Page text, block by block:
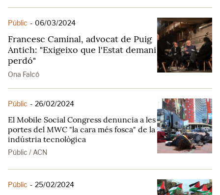
Públic - 06/03/2024
Francesc Caminal, advocat de Puig
Antich: "Exigeixo que l'Estat demani
perdó"
Ona Falcó
Públic - 26/02/2024
El Mobile Social Congress denuncia a les
portes del MWC "la cara més fosca" de la
indústria tecnològica
Públic / ACN
Públic - 25/02/2024